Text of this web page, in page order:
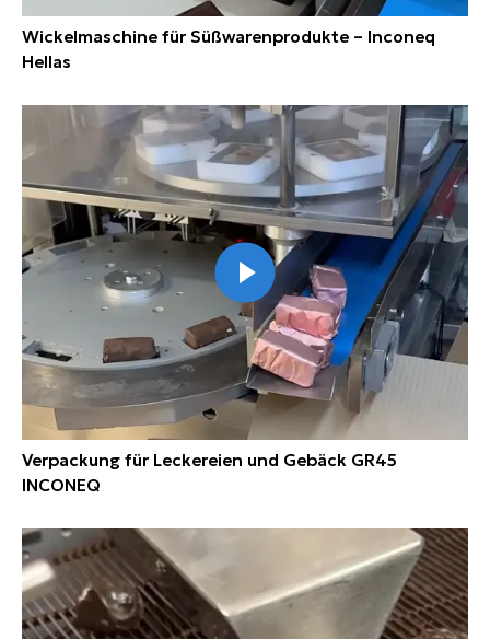
Wickelmaschine für Süßwarenprodukte – Inconeq
Hellas
Verpackung für Leckereien und Gebäck GR45
INCONEQ